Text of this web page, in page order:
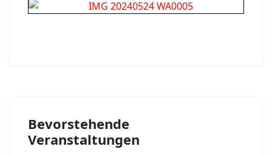
Bevorstehende
Veranstaltungen